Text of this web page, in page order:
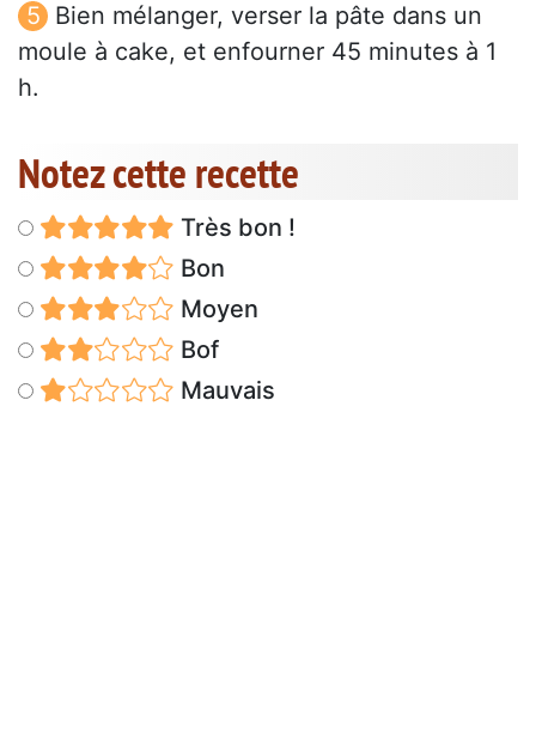
Bien mélanger, verser la pâte dans un
moule à cake, et enfourner 45 minutes à 1
h.
Notez cette recette
Très bon !
Bon
Moyen
Bof
Mauvais